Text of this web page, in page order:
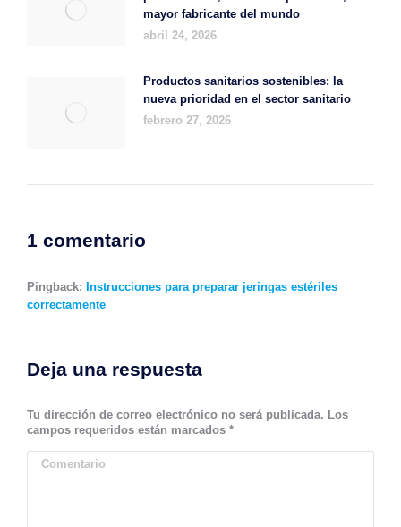
mayor fabricante del mundo
abril 24, 2026
Productos sanitarios sostenibles: la
nueva prioridad en el sector sanitario
febrero 27, 2026
1 comentario
Pingback: Instrucciones para preparar jeringas estériles
correctamente
Deja una respuesta
Tu dirección de correo electrónico no será publicada. Los
campos requeridos están marcados *
Comentario